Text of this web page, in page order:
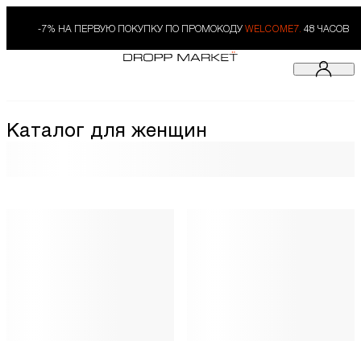
-7% НА ПЕРВУЮ ПОКУПКУ ПО ПРОМОКОДУ WELCOME7. 48 ЧАСОВ
Каталог для женщин